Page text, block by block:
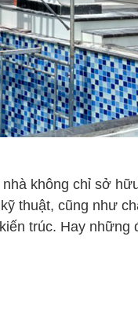
không chỉ sở
thuật, cũng như
trúc. Hay những